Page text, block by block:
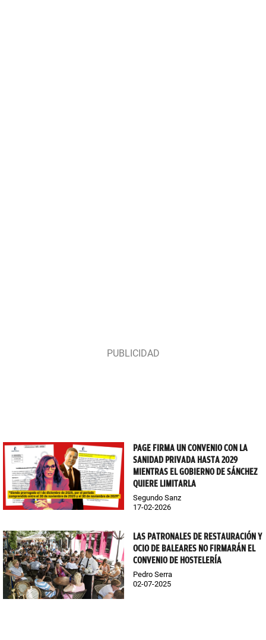
PAGE FIRMA UN CONVENIO CON LA
SANIDAD PRIVADA HASTA 2029
MIENTRAS EL GOBIERNO DE SÁNCHEZ
QUIERE LIMITARLA
Segundo Sanz
17-02-2026
LAS PATRONALES DE RESTAURACIÓN Y
OCIO DE BALEARES NO FIRMARÁN EL
CONVENIO DE HOSTELERÍA
Pedro Serra
02-07-2025